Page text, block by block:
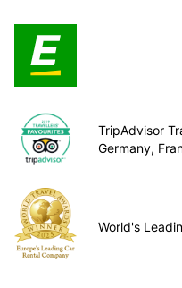
TripAdvisor
Germany,
World's